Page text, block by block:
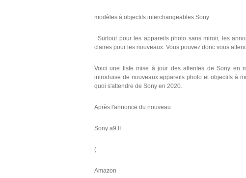
modèles à objectifs interchangeables Sony
. Surtout pour les appareils photo sans miroir, les
claires pour les nouveaux. Vous pouvez donc vous
Voici une liste mise à jour des attentes de Sony en
introduise de nouveaux appareils photo et objectifs à
quoi s'attendre de Sony en 2020.
Après l'annonce du nouveau
Sony a9 II
(
Amazon